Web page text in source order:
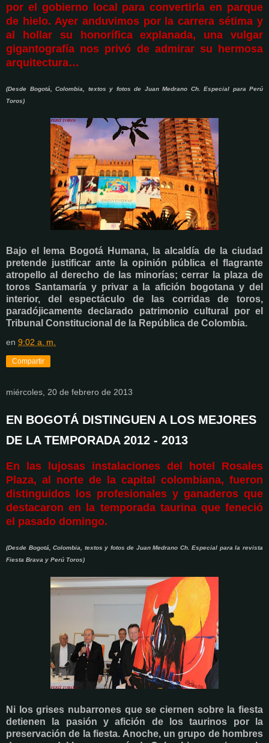
por el gobierno local para convertirla en parque
de hielo. Ayer anduvimos por la carrera sétima y
al hollar su honorífica explanada, una vulgar
gigantografía nos privó de admirar su hermosa
arquitectura…
(Desde Bogotá, Colombia, textos y fotos de Juan Medrano Ch. Especial para Perú
Toros)
Bajo el lema Bogotá Humana, la alcaldía de la ciudad
pretende justificar ante la opinión pública el flagrante
atropello al derecho de las minorías; cerrar la plaza de
toros Santamaría y privar a la afición bogotana y del
interior, del espectáculo de las corridas de toros,
paradójicamente declarado patrimonio cultural por el
Tribunal Constitucional de la República de Colombia.
en 9:02 a. m.
Compartir
miércoles, 20 de febrero de 2013
EN BOGOTÁ DISTINGUEN A LOS MEJORES
DE LA TEMPORADA 2012 - 2013
En las lujosas instalaciones del hotel Rosales
Plaza, al norte de la capital colombiana, fueron
distinguidos los profesionales y ganaderos que
destacaron en la temporada taurina que feneció
el pasado domingo.
(Desde Bogotá, Colombia, textos y fotos de Juan Medrano Ch. Especial para la revista
Fiesta Brava y Perú Toros)
Ni los grises nubarrones que se ciernen sobre la fiesta
detienen la pasión y afición de los taurinos por la
preservación de la fiesta. Anoche, un grupo de hombres